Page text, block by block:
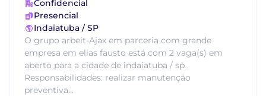
Confidencial
Presencial
Indaiatuba / SP
O grupo arbeit-Ajax em parceria com grande
empresa em elias fausto está com 2 vaga(s) em
aberto para a cidade de indaiatuba / sp .
Responsabilidades: realizar manutenção
preventiva...